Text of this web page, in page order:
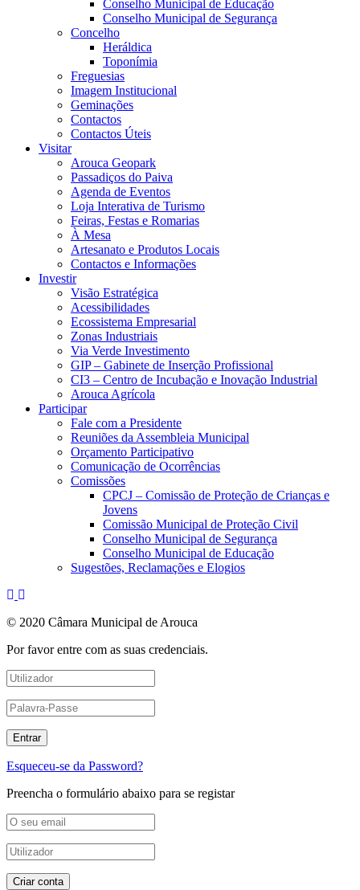
Conselho Municipal de Educação
Conselho Municipal de Segurança
Concelho
Heráldica
Toponímia
Freguesias
Imagem Institucional
Geminações
Contactos
Contactos Úteis
Visitar
Arouca Geopark
Passadiços do Paiva
Agenda de Eventos
Loja Interativa de Turismo
Feiras, Festas e Romarias
À Mesa
Artesanato e Produtos Locais
Contactos e Informações
Investir
Visão Estratégica
Acessibilidades
Ecossistema Empresarial
Zonas Industriais
Via Verde Investimento
GIP – Gabinete de Inserção Profissional
CI3 – Centro de Incubação e Inovação Industrial
Arouca Agrícola
Participar
Fale com a Presidente
Reuniões da Assembleia Municipal
Orçamento Participativo
Comunicação de Ocorrências
Comissões
CPCJ – Comissão de Proteção de Crianças e
Jovens
Comissão Municipal de Proteção Civil
Conselho Municipal de Segurança
Conselho Municipal de Educação
Sugestões, Reclamações e Elogios
© 2020 Câmara Municipal de Arouca
Por favor entre com as suas credenciais.
Esqueceu-se da Password?
Preencha o formulário abaixo para se registar